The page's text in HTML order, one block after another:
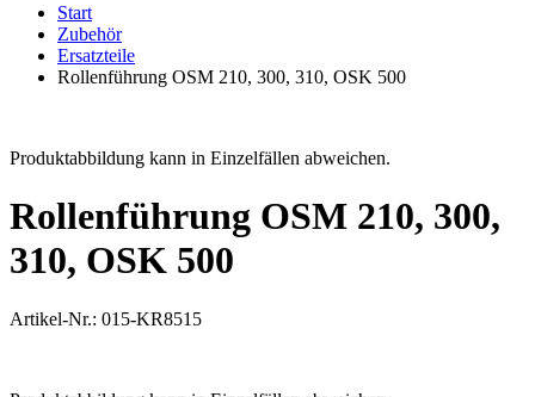
Start
Zubehör
Ersatzteile
Rollenführung OSM 210, 300, 310, OSK 500
Produktabbildung kann in Einzelfällen abweichen.
Rollenführung OSM 210, 300,
310, OSK 500
Artikel-Nr.: 015-KR8515